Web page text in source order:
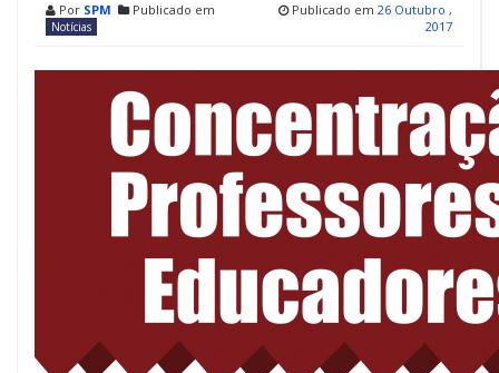
Por SPM Publicado em
Notícias
Publicado em 26 Outubro ,
2017